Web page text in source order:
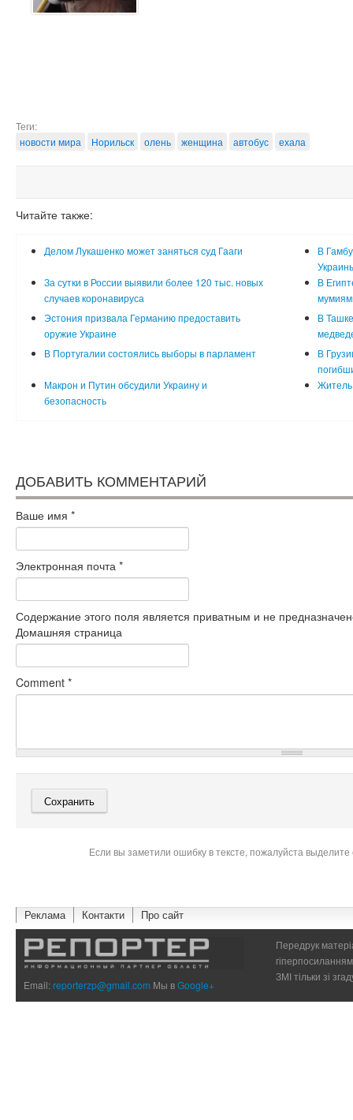
Теги:
новости мира
Норильск олень женщина автобус ехала
Читайте также:
Делом Лукашенко может заняться суд Гааги
В
За сутки в России выявили более 120 тыс. новых
случаев коронавируса
В
Эстония призвала Германию предоставить
оружие Украине
В
В Португалии состоялись выборы в парламент
В
Макрон и Путин обсудили Украину и
безопасность
Житель
ДОБАВИТЬ КОММЕНТАРИЙ
Ваше имя *
Электронная почта *
Содержание этого поля является приватным и не
Домашняя страница
Comment *
Если вы заметили ошибку в тексте, пожалуйста
Реклама Контакти Про сайт
Email:reporterzp@gmail.com Мы вGoogle+
Передрук
ЗМІ тільки зі